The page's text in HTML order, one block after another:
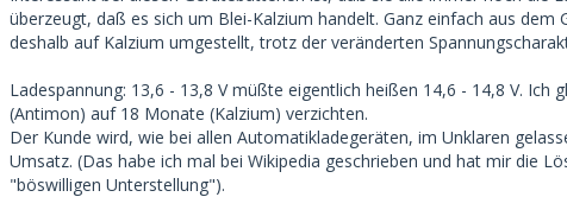
überzeugt, daß es sich um Blei-Kalzium handelt. Ganz einfach aus
deshalb auf Kalzium umgestellt, trotz der veränderten
Ladespannung: 13,6 - 13,8 V müßte eigentlich heißen 14,6 - 14,8 V.
(Antimon) auf 18 Monate (Kalzium) verzichten.
Der Kunde wird, wie bei allen Automatikladegeräten, im Unklaren
Umsatz. (Das habe ich mal bei Wikipedia geschrieben und hat mir die
"böswilligen Unterstellung").